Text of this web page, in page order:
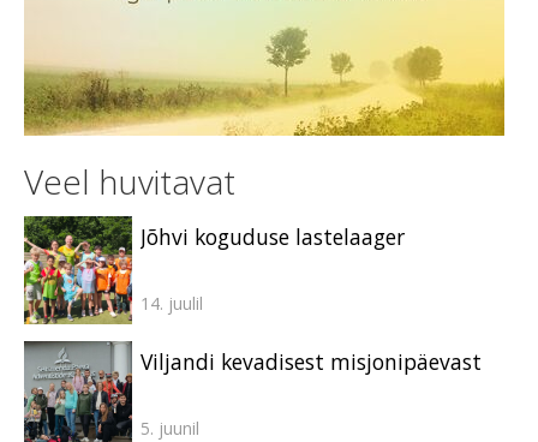
Veel huvitavat
Jõhvi koguduse lastelaager
14. juulil
Viljandi kevadisest misjonipäevast
5. juunil